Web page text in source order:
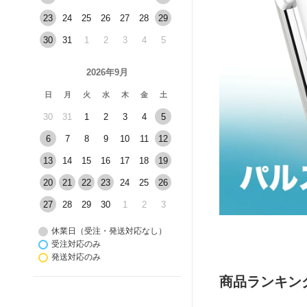
23 24 25 26 27 28 29
30 31 1 2 3 4 5
2026年9月
日 月 火 水 木 金 土
30 31 1 2 3 4 5
6 7 8 9 10 11 12
13 14 15 16 17 18 19
20 21 22 23 24 25 26
27 28 29 30 1 2 3
休業日（受注・発送対応なし）
受注対応のみ
発送対応のみ
商品ランキン